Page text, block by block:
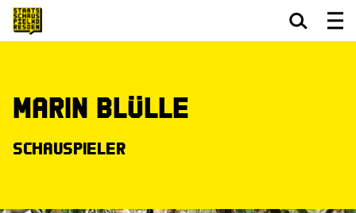
Marin Blülle
Schauspieler